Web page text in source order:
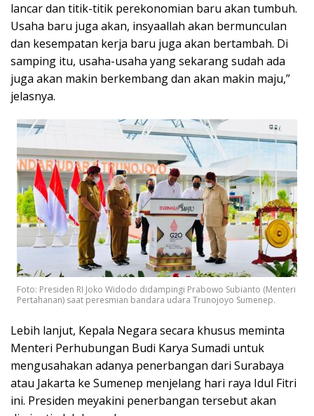
lancar dan titik-titik perekonomian baru akan tumbuh.
Usaha baru juga akan, insyaallah akan bermunculan
dan kesempatan kerja baru juga akan bertambah. Di
samping itu, usaha-usaha yang sekarang sudah ada
juga akan makin berkembang dan akan makin maju,”
jelasnya.
Foto: Presiden RI Joko Widodo didampingi Prabowo Subianto (Menteri
Pertahanan) saat peresmian bandara udara Trunojoyo Sumenep.
Lebih lanjut, Kepala Negara secara khusus meminta
Menteri Perhubungan Budi Karya Sumadi untuk
mengusahakan adanya penerbangan dari Surabaya
atau Jakarta ke Sumenep menjelang hari raya Idul Fitri
ini. Presiden meyakini penerbangan tersebut akan